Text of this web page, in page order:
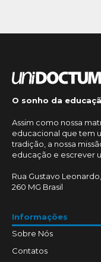
O sonho da
Assim como nossa
educacional que tem
tradição, a nossa
educação e escrever
Rua Gustavo
260 MG Brasil
Informações
Sobre Nós
Contatos